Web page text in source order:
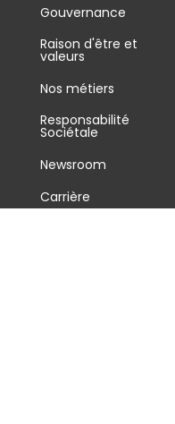
Gouvernance
Raison d'être et
valeurs
Nos métiers
Responsabilité
Sociétale
Newsroom
Carrière